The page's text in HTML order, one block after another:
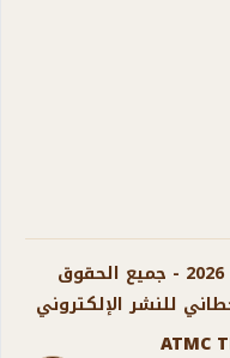
© الموسوعة العالمية كيوبيديا 2026 - جميع الحقوق
للنشر الإلكتروني
ATMC